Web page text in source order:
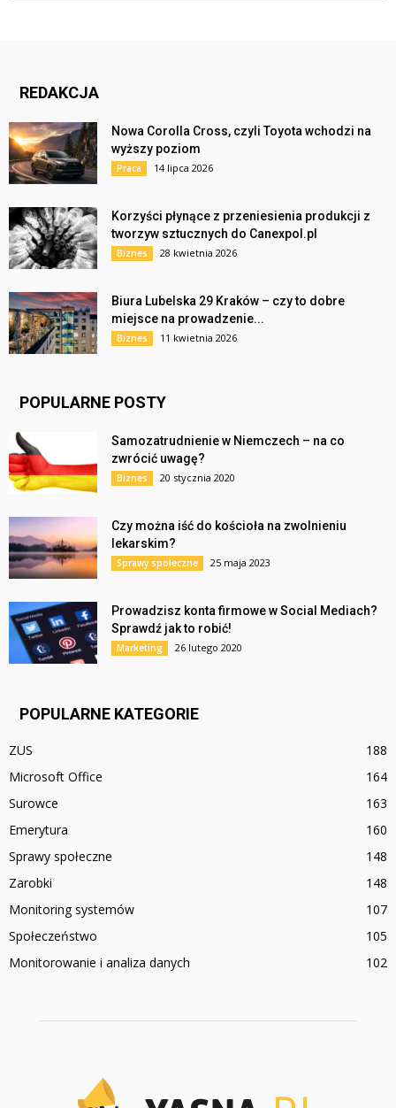
REDAKCJA
Nowa Corolla Cross, czyli Toyota wchodzi na
wyższy poziom
Praca 14 lipca 2026
Korzyści płynące z przeniesienia produkcji z
tworzyw sztucznych do Canexpol.pl
Biznes 28 kwietnia 2026
Biura Lubelska 29 Kraków – czy to dobre
miejsce na prowadzenie...
Biznes 11 kwietnia 2026
POPULARNE POSTY
Samozatrudnienie w Niemczech – na co
zwrócić uwagę?
Biznes 20 stycznia 2020
Czy można iść do kościoła na zwolnieniu
lekarskim?
Sprawy społeczne 25 maja 2023
Prowadzisz konta firmowe w Social Mediach?
Sprawdź jak to robić!
Marketing 26 lutego 2020
POPULARNE KATEGORIE
ZUS
188
Microsoft Office
164
Surowce
163
Emerytura
160
Sprawy społeczne
148
Zarobki
148
Monitoring systemów
107
Społeczeństwo
105
Monitorowanie i analiza danych
102